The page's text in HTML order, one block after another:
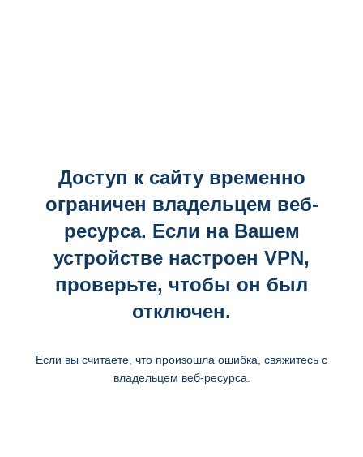
Доступ к сайту временно
ограничен владельцем веб-
ресурса. Если на Вашем
устройстве настроен VPN,
проверьте, чтобы он был
отключен.
Если вы считаете, что произошла ошибка, свяжитесь с
владельцем веб-ресурса.